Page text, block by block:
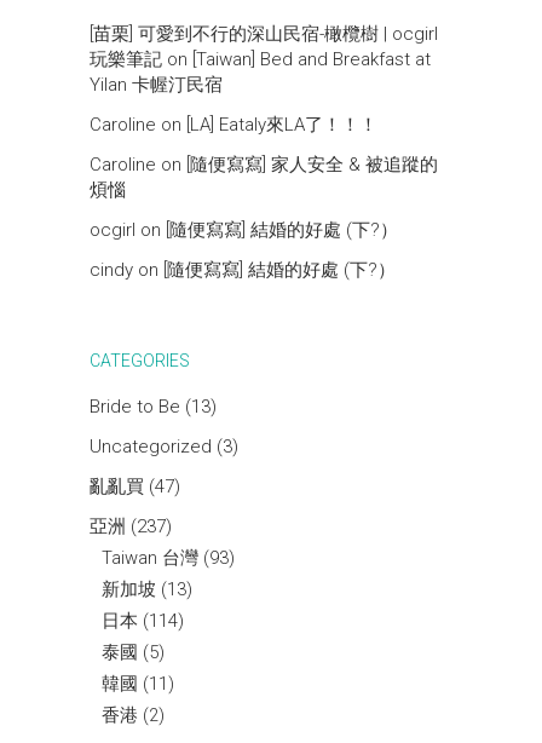
[苗栗] 可愛到不行的深山民宿-橄欖樹 | ocgirl
玩樂筆記 on [Taiwan] Bed and Breakfast at
Yilan 卡幄汀民宿
Caroline on [LA] Eataly來LA了！！！
Caroline on [隨便寫寫] 家人安全 & 被追蹤的
煩惱
ocgirl on [隨便寫寫] 結婚的好處 (下?）
cindy on [隨便寫寫] 結婚的好處 (下?）
CATEGORIES
Bride to Be (13)
Uncategorized (3)
亂亂買 (47)
亞洲 (237)
Taiwan 台灣 (93)
新加坡 (13)
日本 (114)
泰國 (5)
韓國 (11)
香港 (2)